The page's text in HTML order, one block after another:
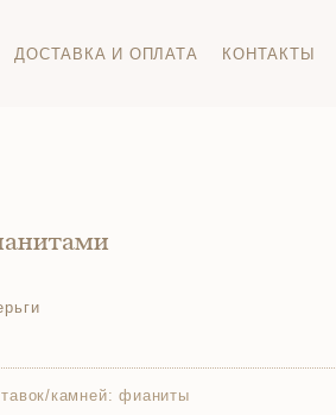
ДОСТАВКА И ОПЛАТА КОНТАКТЫ
камней: фианиты